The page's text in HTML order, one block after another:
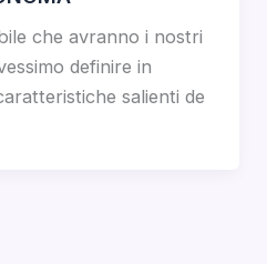
che avranno i nostri
definire in
salienti de